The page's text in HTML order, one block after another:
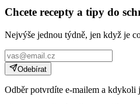
Chcete recepty a tipy do
Nejvýše jednou týdně, jen když je
Odebírat
Odběr potvrdíte e-mailem a kdykoli